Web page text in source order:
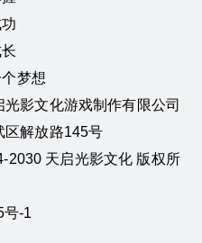
梦想
影文化游戏制作有限公司
区解放路145号
2030 天启光影文化 版权所
号-1